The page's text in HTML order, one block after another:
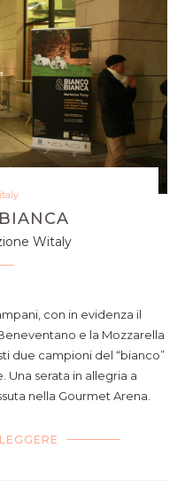
Witaly
Terme di Merano
con in evidenza il
e la Mozzarella
due campioni del “bianco”
Una serata in allegria a
nella Gourmet Arena.